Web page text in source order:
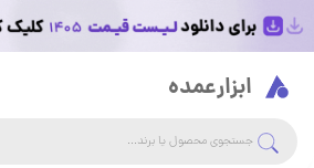
ابزارعمده
جستجوی فروشگاه